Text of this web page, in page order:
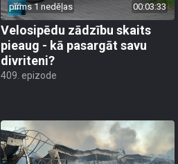
pirms 1 nedēļas 00:03:33
Velosipēdu zādzību skaits
pieaug - kā pasargāt savu
divriteni?
409. epizode